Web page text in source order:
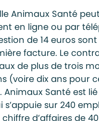
Animaux Santé
en ligne ou par
de 14 euros
facture. Le
de plus de trois
(voire dix ans pour
Animaux Santé est
s’appuie sur 240
d’affaires de